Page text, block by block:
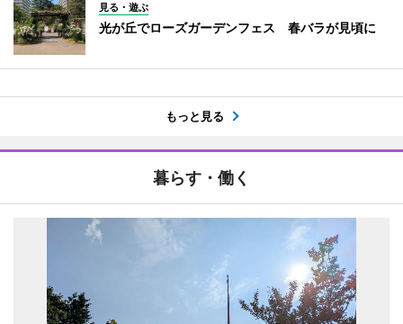
見る・遊ぶ
光が丘でローズガーデンフェス 春バラが見頃に
もっと見る
暮らす・働く